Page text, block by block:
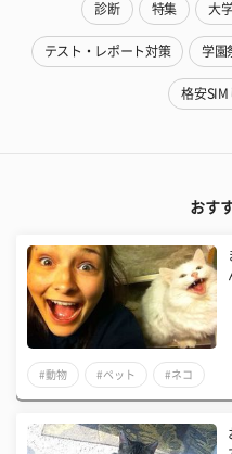
診断 特集 大
テスト・レポート対策 学園
格安SIM
おす
#動物 #ペット #ネコ